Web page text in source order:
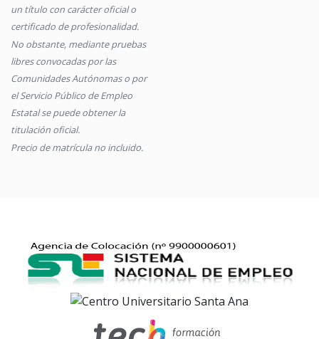
un título con carácter oficial o
certificado de profesionalidad.
No obstante, mediante pruebas
libres convocadas por las
Comunidades Autónomas o por
el Servicio Público de Empleo
Estatal se puede obtener la
titulación oficial.
Precio de matrícula no incluido.